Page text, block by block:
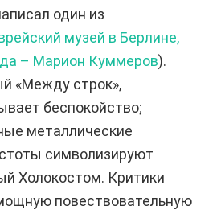
один из
музей в Берлине,
– Марион Куммеров).
«Между строк»,
беспокойство;
металлические
символизируют
Холокостом. Критики
повествовательную